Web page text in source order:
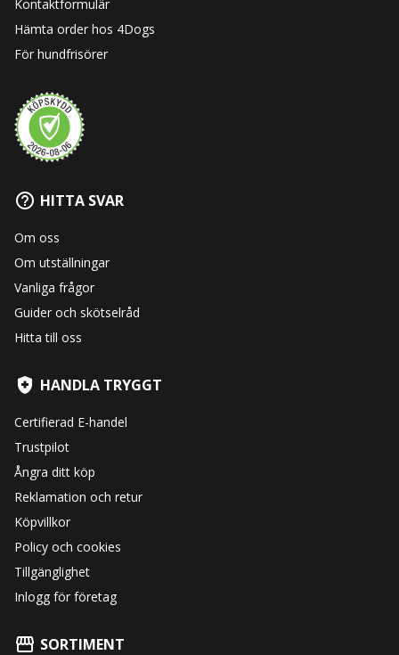
Kontaktformulär
Hämta order hos 4Dogs
För hundfrisörer
HITTA SVAR
Om oss
Om utställningar
Vanliga frågor
Guider och skötselråd
Hitta till oss
HANDLA TRYGGT
Certifierad E-handel
Trustpilot
Ångra ditt köp
Reklamation och retur
Köpvillkor
Policy och cookies
Tillgänglighet
Inlogg för företag
SORTIMENT